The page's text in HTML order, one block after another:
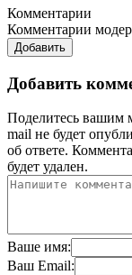
Комментарии
Комментарии
Добавить
Добавить
Поделитесь вашим
mail не будет
об ответе.
будет удален.
Ваше имя:
Ваш Email: